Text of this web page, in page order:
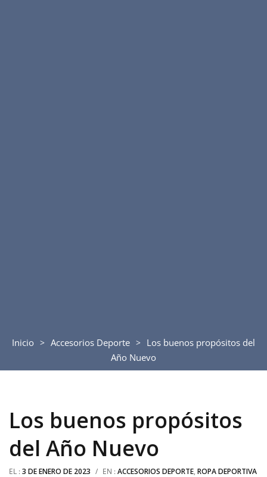
Inicio Accesorios Deporte
Los buenos propósitos del
Año Nuevo
Los buenos propósitos
del Año Nuevo
EL :3 DE ENERO DE 2023 / EN :ACCESORIOS DEPORTE, ROPA DEPORTIVA